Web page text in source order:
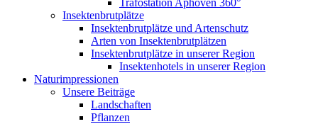
Trafostation Aphoven 360°
Insektenbrutplätze
Insektenbrutplätze und Artenschutz
Arten von Insektenbrutplätzen
Insektenbrutplätze in unserer Region
Insektenhotels in unserer Region
Naturimpressionen
Unsere Beiträge
Landschaften
Pflanzen